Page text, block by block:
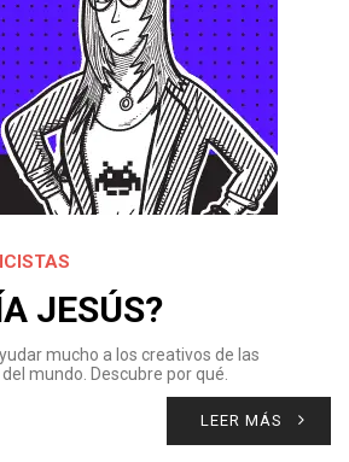
JESÚS?
mucho a los creativos de las
mundo. Descubre por qué.
LEER MÁS